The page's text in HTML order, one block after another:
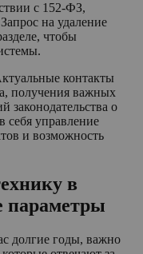
с 152-ФЗ,
на удаление
чтобы
контакты
получения важных
законодательства о
себя управление
и возможность
в
параметры
долгие годы, важно